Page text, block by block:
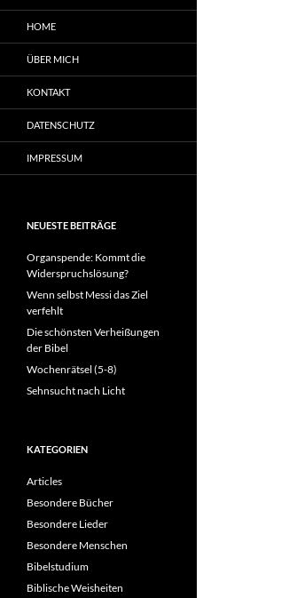
HOME
ÜBER MICH
KONTAKT
DATENSCHUTZ
IMPRESSUM
NEUESTE BEITRÄGE
Organspende: Kommt die
Widerspruchslösung?
Wenn selbst Messi das Ziel
verfehlt
Die schönsten Verheißungen
der Bibel
Wochenrätsel (5-8)
Sehnsucht nach Licht
KATEGORIEN
Articles
Besondere Bücher
Besondere Lieder
Besondere Menschen
Bibelstudium
Biblische Weisheiten